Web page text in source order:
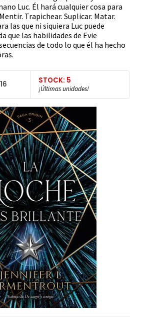
Luc. Él hará cualquier cosa para
Trapichear. Suplicar. Matar.
las que ni siquiera Luc puede
que las habilidades de Evie
de todo lo que él ha hecho
STOCK: 5
¡Últimas unidades!